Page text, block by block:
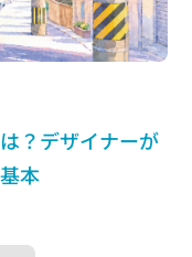
？デザイナーが
本